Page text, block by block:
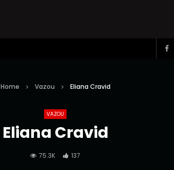
Home Vazou Eliana Cravid
VAZOU
Eliana Cravid
75.3K 137